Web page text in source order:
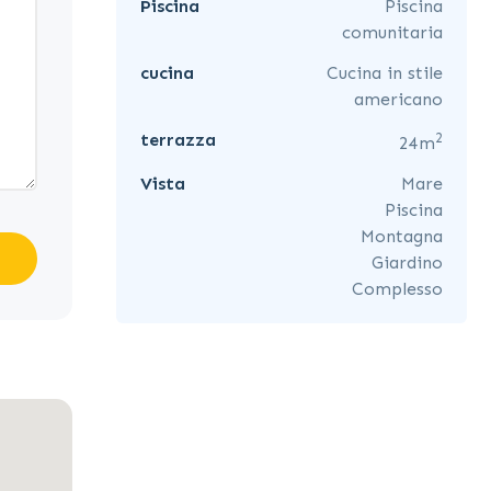
Piscina
Piscina
comunitaria
cucina
Cucina in stile
americano
terrazza
24m2
Vista
Mare
Piscina
Montagna
Giardino
Complesso